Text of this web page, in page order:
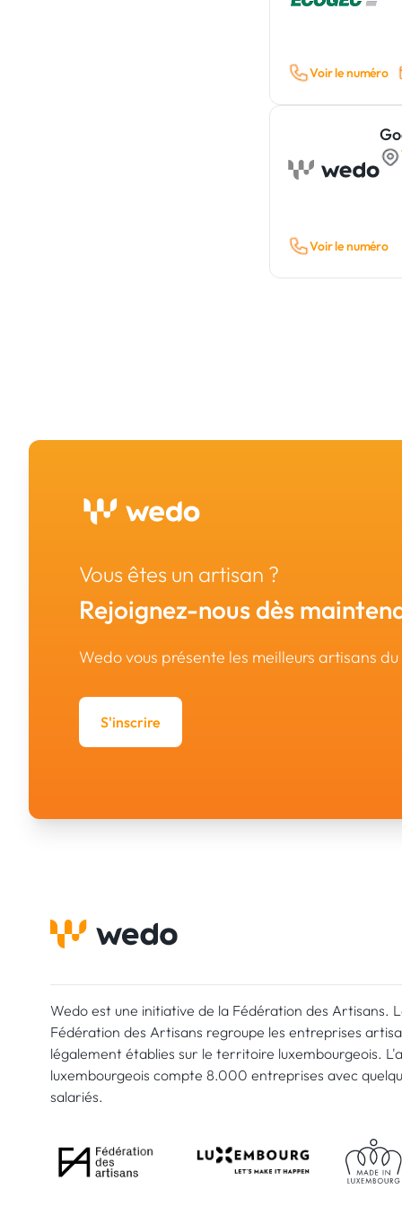
Voir le numéro
Voir le numéro
Vous êtes un artisan ?
Rejoignez-nous dès
Wedo vous présente les meilleurs artisans
S'inscrire
Wedo est une initiative de la Fédération des Artisans.
Fédération des Artisans regroupe les entreprises
légalement établies sur le territoire luxembourgeois.
luxembourgeois compte 8.000 entreprises avec
salariés.